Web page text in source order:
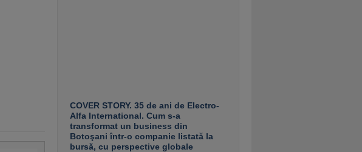
COVER STORY. 35 de ani de Electro-
Alfa International. Cum s-a
transformat un business din
Botoşani într-o companie listată la
bursă, cu perspective globale